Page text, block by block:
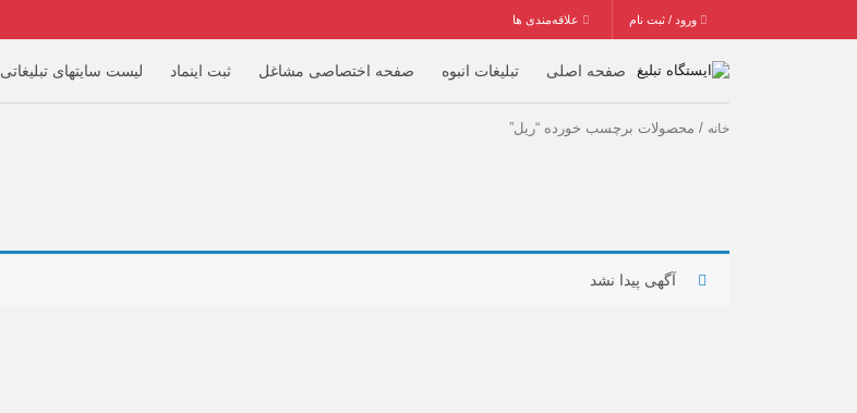
ورود / ثبت نام علاقه‌مندی ها
صفحه اصلی تبلیغات انبوه صفحه اختصاصی مشاغل ثبت اینماد لیست سایتهای تبلیغاتی
خانه / محصولات برچسب خورده “ریل”
آگهی پیدا نشد